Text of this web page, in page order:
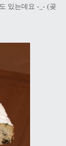
있는데요 -_- (곶